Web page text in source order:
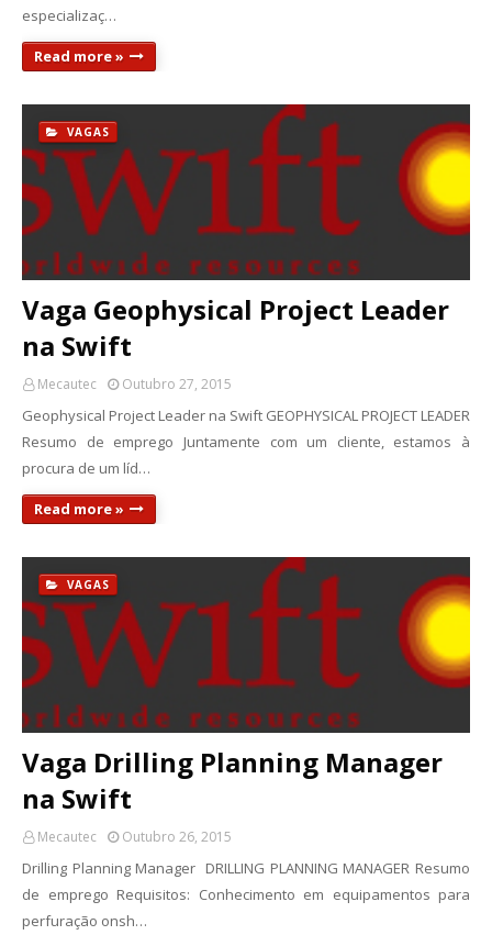
especializaç…
Read more »
VAGAS
Vaga Geophysical Project Leader
na Swift
Mecautec Outubro 27, 2015
Geophysical Project Leader na Swift GEOPHYSICAL PROJECT LEADER
Resumo de emprego Juntamente com um cliente, estamos à
procura de um líd…
Read more »
VAGAS
Vaga Drilling Planning Manager
na Swift
Mecautec Outubro 26, 2015
Drilling Planning Manager DRILLING PLANNING MANAGER Resumo
de emprego Requisitos: Conhecimento em equipamentos para
perfuração onsh…